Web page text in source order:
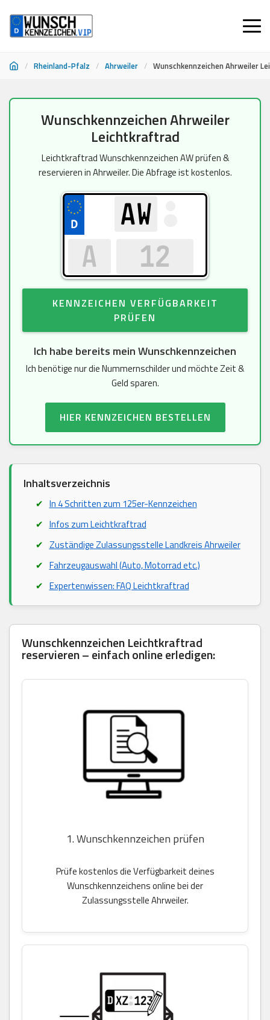
/ Rheinland-Pfalz / Ahrweiler / Wunschkennzeichen Ahrweiler
Wunschkennzeichen Ahrweiler
Leichtkraftrad
Leichtkraftrad Wunschkennzeichen AW prüfen &
reservieren in Ahrweiler. Die Abfrage ist kostenlos.
KENNZEICHEN VERFÜGBARKEIT
PRÜFEN
Ich habe bereits mein Wunschkennzeichen
Ich benötige nur die Nummernschilder und möchte Zeit &
Geld sparen.
HIER KENNZEICHEN BESTELLEN
Inhaltsverzeichnis
In 4 Schritten zum 125er-Kennzeichen
Infos zum Leichtkraftrad
Zuständige Zulassungsstelle Landkreis Ahrweiler
Fahrzeugauswahl (Auto, Motorrad etc.)
Expertenwissen: FAQ Leichtkraftrad
Wunschkennzeichen Leichtkraftrad
reservieren – einfach online erledigen:
1. Wunschkennzeichen prüfen
Prüfe kostenlos die Verfügbarkeit deines
Wunschkennzeichens online bei der
Zulassungsstelle Ahrweiler.